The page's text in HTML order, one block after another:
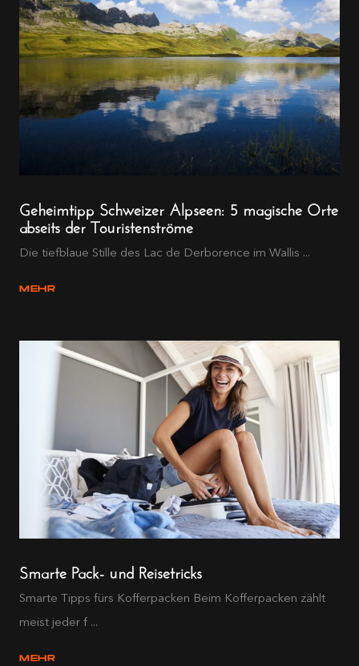
Geheimtipp Schweizer Alpseen: 5 magische Orte
abseits der Touristenströme
Die tiefblaue Stille des Lac de Derborence im Wallis ...
MEHR
Smarte Pack- und Reisetricks
Smarte Tipps fürs Kofferpacken Beim Kofferpacken zählt
meist jeder f ...
MEHR